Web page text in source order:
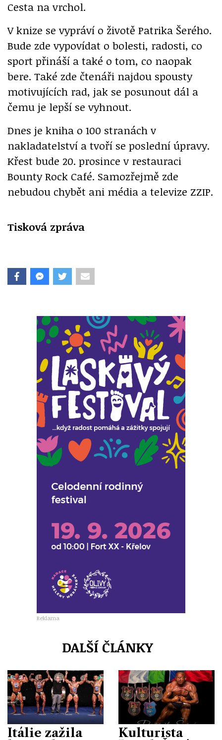
Cesta na vrchol.
V knize se vypráví o životě Patrika Šerého.
Bude zde vypovídat o bolesti, radosti, co
sport přináší a také o tom, co naopak
bere. Také zde čtenáři najdou spousty
motivujících rad, jak se posunout dál a
čemu je lepší se vyhnout.
Dnes je kniha o 100 stranách v
nakladatelství a tvoří se poslední úpravy.
Křest bude 20. prosince v restauraci
Bounty Rock Café. Samozřejmě zde
nebudou chybět ani média a televize ZZIP.
Tisková zpráva
Reklama
DALŠÍ ČLÁNKY
Itálie zažila
Kulturista